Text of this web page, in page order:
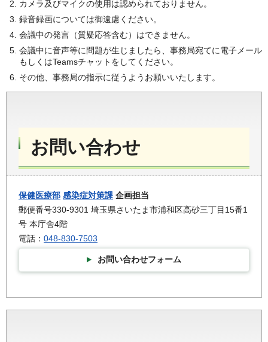
カメラ及びマイクの使用は認められておりません。
録音録画については御遠慮ください。
会議中の発言（質疑応答含む）はできません。
会議中に音声等に問題が生じましたら、事務局宛てに電子メール
もしくはTeamsチャットをしてください。
その他、事務局の指示に従うようお願いいたします。
お問い合わせ
保健医療部 感染症対策課 企画担当
郵便番号330-9301 埼玉県さいたま市浦和区高砂三丁目15番1
号 本庁舎4階
電話： 048-830-7503
お問い合わせフォーム